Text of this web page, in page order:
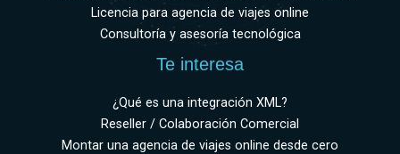
Licencia para agencia de viajes online
Consultoría y asesoría tecnológica
Te interesa
¿Qué es una integración XML?
Reseller / Colaboración Comercial
Montar una agencia de viajes online desde cero